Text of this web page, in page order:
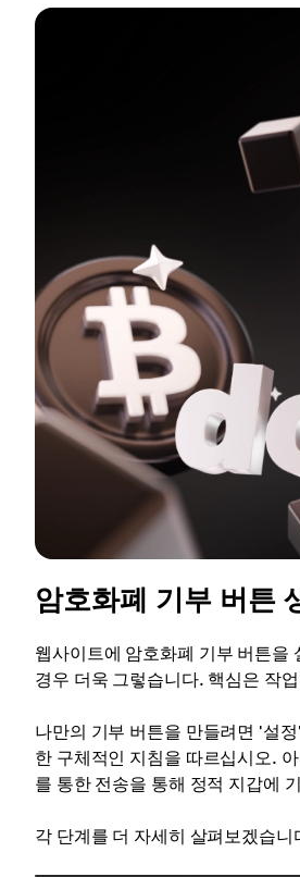
암호화폐 기부 버튼
웹사이트에 암호화폐 기부 버튼을
경우 더욱 그렇습니다. 핵심은 작
나만의 기부 버튼을 만들려면 '설
한 구체적인 지침을 따르십시오.
를 통한 전송을 통해 정적 지갑에
각 단계를 더 자세히 살펴보겠습니